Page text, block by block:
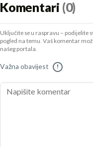
Komentari (0)
Uključite se u raspravu – podijelite
pogled na temu. Vaš komentar
našeg portala.
Važna obavijest !